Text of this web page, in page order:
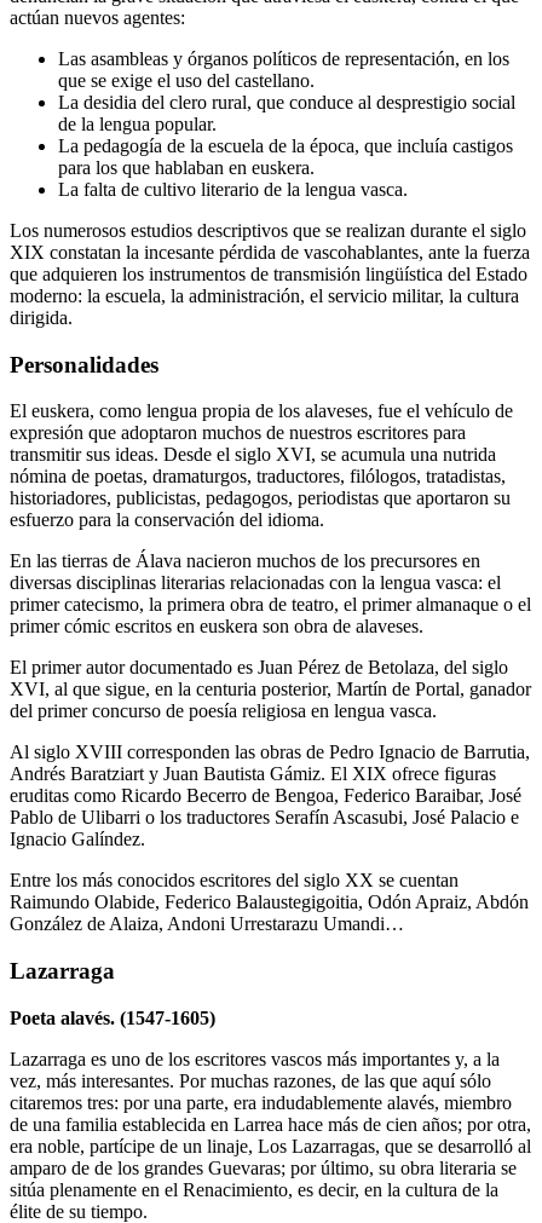
actúan nuevos agentes:
Las asambleas y órganos políticos de representación, en los
que se exige el uso del castellano.
La desidia del clero rural, que conduce al desprestigio social
de la lengua popular.
La pedagogía de la escuela de la época, que incluía castigos
para los que hablaban en euskera.
La falta de cultivo literario de la lengua vasca.
Los numerosos estudios descriptivos que se realizan durante el siglo
XIX constatan la incesante pérdida de vascohablantes, ante la fuerza
que adquieren los instrumentos de transmisión lingüística del Estado
moderno: la escuela, la administración, el servicio militar, la cultura
dirigida.
Personalidades
El euskera, como lengua propia de los alaveses, fue el vehículo de
expresión que adoptaron muchos de nuestros escritores para
transmitir sus ideas. Desde el siglo XVI, se acumula una nutrida
nómina de poetas, dramaturgos, traductores, filólogos, tratadistas,
historiadores, publicistas, pedagogos, periodistas que aportaron su
esfuerzo para la conservación del idioma.
En las tierras de Álava nacieron muchos de los precursores en
diversas disciplinas literarias relacionadas con la lengua vasca: el
primer catecismo, la primera obra de teatro, el primer almanaque o el
primer cómic escritos en euskera son obra de alaveses.
El primer autor documentado es Juan Pérez de Betolaza, del siglo
XVI, al que sigue, en la centuria posterior, Martín de Portal, ganador
del primer concurso de poesía religiosa en lengua vasca.
Al siglo XVIII corresponden las obras de Pedro Ignacio de Barrutia,
Andrés Baratziart y Juan Bautista Gámiz. El XIX ofrece figuras
eruditas como Ricardo Becerro de Bengoa, Federico Baraibar, José
Pablo de Ulibarri o los traductores Serafín Ascasubi, José Palacio e
Ignacio Galíndez.
Entre los más conocidos escritores del siglo XX se cuentan
Raimundo Olabide, Federico Balaustegigoitia, Odón Apraiz, Abdón
González de Alaiza, Andoni Urrestarazu Umandi…
Lazarraga
Poeta alavés. (1547-1605)
Lazarraga es uno de los escritores vascos más importantes y, a la
vez, más interesantes. Por muchas razones, de las que aquí sólo
citaremos tres: por una parte, era indudablemente alavés, miembro
de una familia establecida en Larrea hace más de cien años; por otra,
era noble, partícipe de un linaje, Los Lazarragas, que se desarrolló al
amparo de de los grandes Guevaras; por último, su obra literaria se
sitúa plenamente en el Renacimiento, es decir, en la cultura de la
élite de su tiempo.